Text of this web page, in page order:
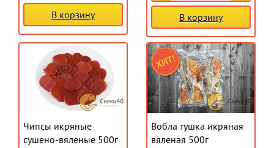
В корзину В корзину
Чипсы икряные
сушено-вяленые 500г
Вобла тушка икряная
вяленая 500г